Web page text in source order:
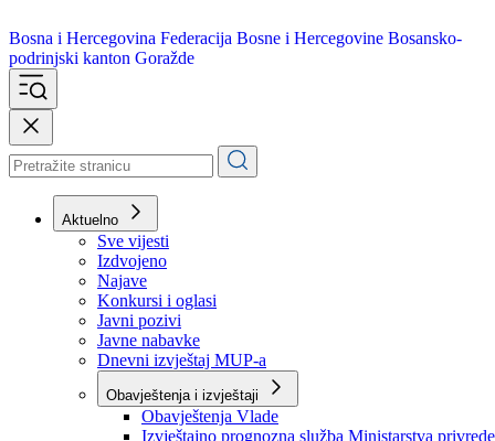
Bosna i Hercegovina
podrinjski kanton Goražde
Aktuelno
Sve vijesti
Izdvojeno
Najave
Konkursi i oglasi
Javni pozivi
Javne nabavke
Dnevni izvještaj MUP-a